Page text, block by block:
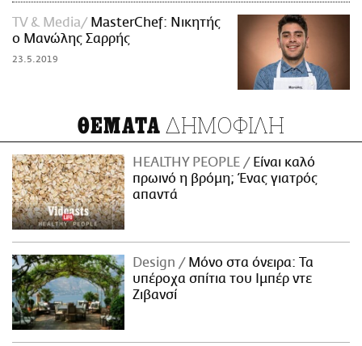
TV & Media
MasterChef: Νικητής
ο Μανώλης Σαρρής
23.5.2019
ΘΕΜΑΤΑ ΔΗΜΟΦΙΛΗ
HEALTHY PEOPLE
Είναι καλό
πρωινό η βρόμη; Ένας γιατρός
απαντά
Design
Μόνο στα όνειρα: Τα
υπέροχα σπίτια του Ιμπέρ ντε
Ζιβανσί